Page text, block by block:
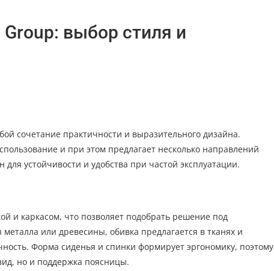
выбор стиля и
сочетание практичности и выразительного дизайна.
и при этом предлагает несколько направлений
устойчивости и удобства при частой эксплуатации.
и каркасом, что позволяет подобрать решение под
или древесины, обивка предлагается в тканях и
Форма сиденья и спинки формирует эргономику, поэтому
но и поддержка поясницы.